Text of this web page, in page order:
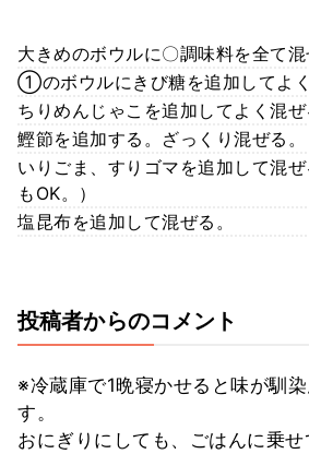
大きめのボウルに〇調味料を全て混
①のボウルにきび糖を追加してよく
ちりめんじゃこを追加してよく混ぜ
鰹節を追加する。ざっくり混ぜる。
いりごま、すりゴマを追加して混
もOK。）
塩昆布を追加して混ぜる。
投稿者からのコメント
※冷蔵庫で1晩寝かせると味が馴
す。
おにぎりにしても、ごはんに乗